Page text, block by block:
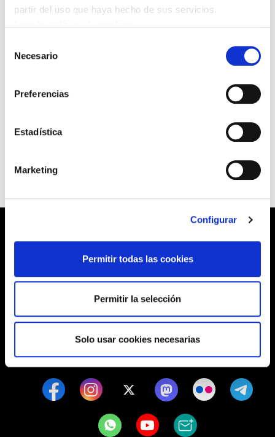
partir del uso que haya hecho de sus servicios.
Necesario
Preferencias
Estadística
Marketing
Configurar
Permitir todas las cookies
Permitir la selección
Solo usar cookies necesarias
Muñoz resalta la importancia de la labor de la
coyuntura tan adversa como la actual,
adelantando que ELA conseguirá unos “muy
Ver la entrevista
Tel:944 03 77 00